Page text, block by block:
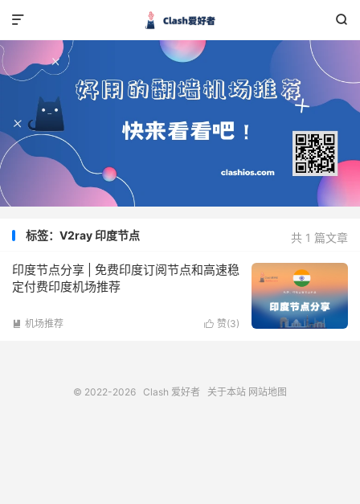


共 1 篇文章
标签：V2ray 印度节点
印度节点分享 | 免费印度订阅节点和高速稳
定付费印度机场推荐
 赞(3)
 机场推荐
© 2022-2026 Clash 爱好者 关于本站 网站地图